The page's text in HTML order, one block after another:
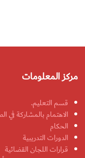
مركز المعلومات
قسم التعليم.
الاهتمام بالمشاركة في
الحكام
الدورات التدريبية
قرارات اللجان القضائية